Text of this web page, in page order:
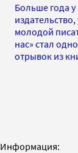
Больше года
молодой
нас» стал
отрывок из
Информация: